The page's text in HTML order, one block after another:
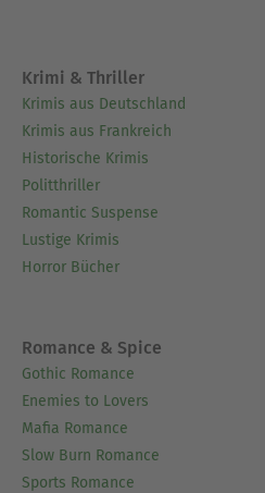
Krimi & Thriller
Krimis aus Deutschland
Krimis aus Frankreich
Historische Krimis
Politthriller
Romantic Suspense
Lustige Krimis
Horror Bücher
Romance & Spice
Gothic Romance
Enemies to Lovers
Mafia Romance
Slow Burn Romance
Sports Romance